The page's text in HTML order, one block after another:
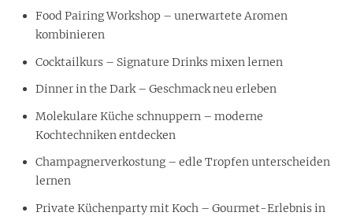
Food Pairing Workshop – unerwartete Aromen
kombinieren
Cocktailkurs – Signature Drinks mixen lernen
Dinner in the Dark – Geschmack neu erleben
Molekulare Küche schnuppern – moderne
Kochtechniken entdecken
Champagnerverkostung – edle Tropfen unterscheiden
lernen
Private Küchenparty mit Koch – Gourmet-Erlebnis in